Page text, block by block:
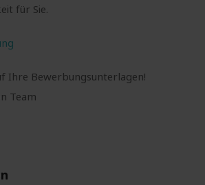
für Sie.
Ihre Bewerbungsunterlagen!
Team